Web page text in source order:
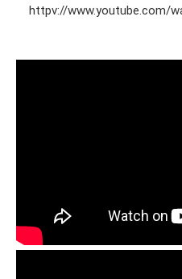
httpv://www.youtube.com/